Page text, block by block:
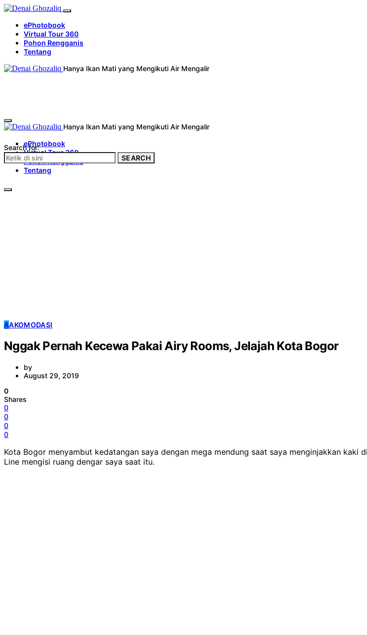
ePhotobook
Virtual Tour 360
Pohon Rengganis
Tentang
Hanya Ikan Mati yang Mengikuti Air Mengalir
Hanya Ikan Mati yang Mengikuti Air Mengalir
ePhotobook
Virtual Tour 360
Pohon Rengganis
Tentang
Search for:
SEARCH
AAKOMODASI
Nggak Pernah Kecewa Pakai Airy Rooms, Jelajah Kota Bogor
by
August 29, 2019
0
Shares
0
0
0
0
Kota Bogor menyambut kedatangan saya dengan mega mendung saat saya menginjakkan
Line mengisi ruang dengar saya saat itu.